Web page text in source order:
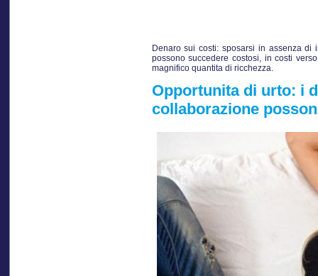
Denaro sui costi: sposarsi in assenza di
possono succedere costosi, in costi
magnifico quantita di ricchezza.
Opportunita di urto: i
collaborazione